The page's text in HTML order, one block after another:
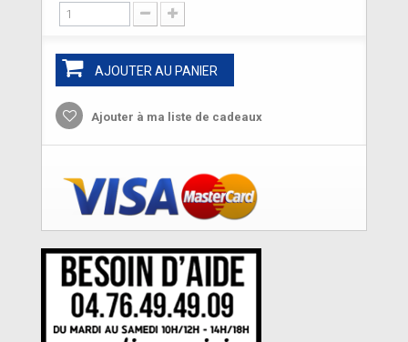
AJOUTER AU PANIER
Ajouter à ma liste de cadeaux